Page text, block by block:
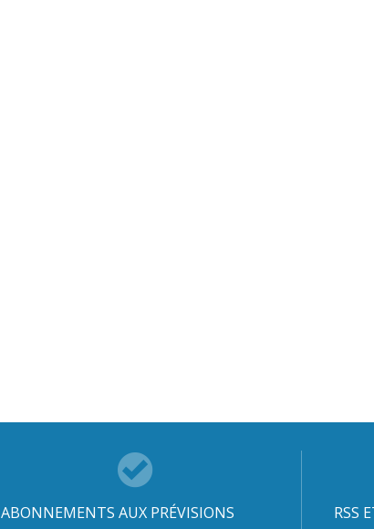
ABONNEMENTS AUX PRÉVISIONS RSS